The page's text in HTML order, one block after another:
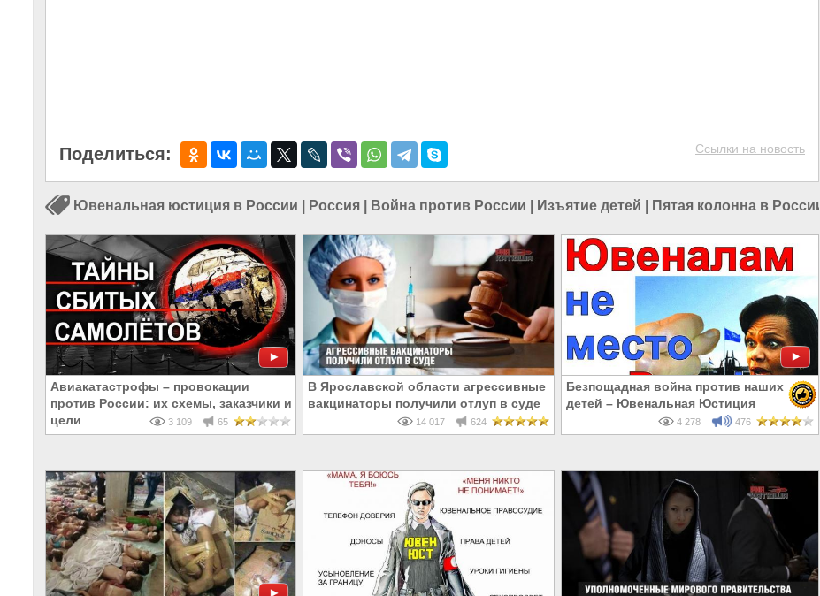
Поделиться: Ссылки на новость
Ювенальная юстиция в России Россия Война против России Изъятие детей Пятая колонна в России
Авиакатастрофы – провокации
против России: их схемы, заказчики и
цели
3 109 65
В Ярославской области агрессивные
вакцинаторы получили отлуп в суде
14 017 624
Безпощадная война против наших
детей – Ювенальная Юстиция
4 278 476